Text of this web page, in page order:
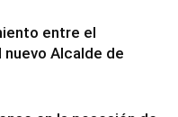
entre el
nuevo Alcalde de